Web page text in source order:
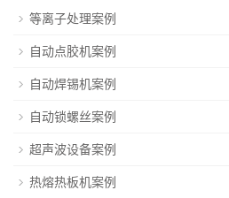
等离子处理案例
自动点胶机案例
自动焊锡机案例
自动锁螺丝案例
超声波设备案例
热熔热板机案例